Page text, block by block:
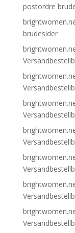
postordre
brudesider